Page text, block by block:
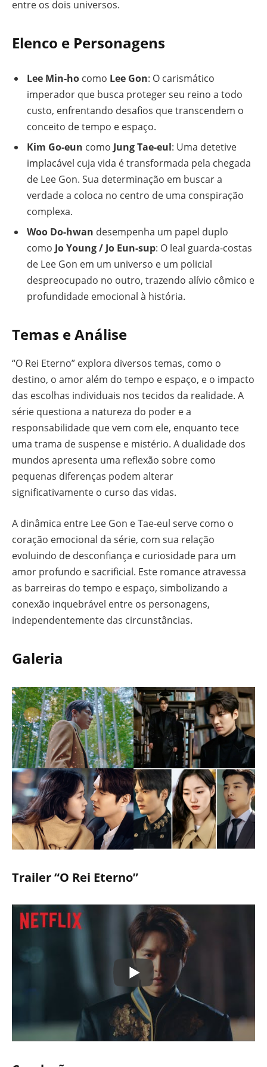
entre os dois universos.
Elenco e Personagens
Lee Min-ho como Lee Gon: O carismático
imperador que busca proteger seu reino a todo
custo, enfrentando desafios que transcendem o
conceito de tempo e espaço.
Kim Go-eun como Jung Tae-eul: Uma detetive
implacável cuja vida é transformada pela chegada
de Lee Gon. Sua determinação em buscar a
verdade a coloca no centro de uma conspiração
complexa.
Woo Do-hwan desempenha um papel duplo
como Jo Young / Jo Eun-sup: O leal guarda-costas
de Lee Gon em um universo e um policial
despreocupado no outro, trazendo alívio cômico e
profundidade emocional à história.
Temas e Análise
“O Rei Eterno” explora diversos temas, como o
destino, o amor além do tempo e espaço, e o impacto
das escolhas individuais nos tecidos da realidade. A
série questiona a natureza do poder e a
responsabilidade que vem com ele, enquanto tece
uma trama de suspense e mistério. A dualidade dos
mundos apresenta uma reflexão sobre como
pequenas diferenças podem alterar
significativamente o curso das vidas.
A dinâmica entre Lee Gon e Tae-eul serve como o
coração emocional da série, com sua relação
evoluindo de desconfiança e curiosidade para um
amor profundo e sacrificial. Este romance atravessa
as barreiras do tempo e espaço, simbolizando a
conexão inquebrável entre os personagens,
independentemente das circunstâncias.
Galeria
Trailer “O Rei Eterno”